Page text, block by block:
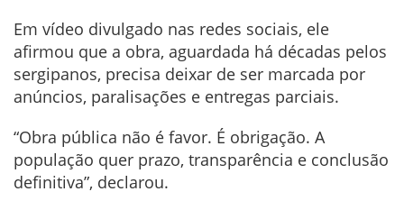
Em vídeo divulgado nas redes sociais, ele
afirmou que a obra, aguardada há décadas pelos
sergipanos, precisa deixar de ser marcada por
anúncios, paralisações e entregas parciais.
“Obra pública não é favor. É obrigação. A
população quer prazo, transparência e conclusão
definitiva”, declarou.